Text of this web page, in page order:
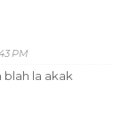
PM
blah la akak